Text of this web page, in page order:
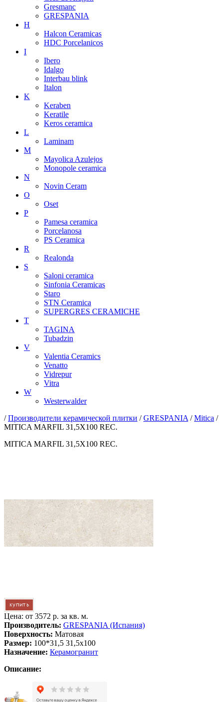
Gresmanc
GRESPANIA
H
Halcon Ceramicas
HDC Porcelanicos
I
Ibero
Idalgo
Interbau blink
Italon
K
Keraben
Keratile
Keros ceramica
L
Laminam
M
Mayolica Azulejos
Monopole ceramica
N
Novin Ceram
O
Oset
P
Pamesa ceramica
Porcelanosa
PS Ceramica
R
Realonda
S
Saloni ceramica
Sinfonia Ceramicas
Staro
STN Ceramica
SUPERGRES CERAMICHE
T
TAGINA
Tubadzin
V
Valentia Ceramics
Venatto
Vidrepur
Vitra
W
Westerwalder
/Производители керамической плитки /GRESPANIA /Mitica /
MITICA MARFIL 31,5X100 REC.
MITICA MARFIL 31,5X100 REC.
Цена: от 3572 р. за кв. м.
Производитель: GRESPANIA (Испания)
Поверхность: Матовая
Размер: 100*31,5 31,5x100
Назначение: Керамогранит
Описание: